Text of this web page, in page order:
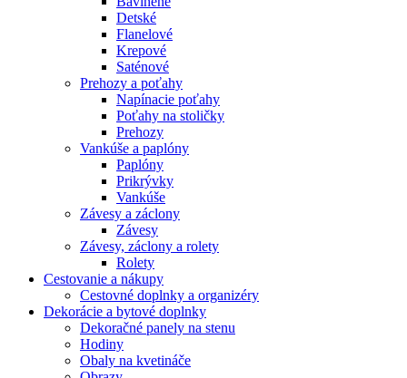
Detské
Flanelové
Krepové
Saténové
Prehozy a poťahy
Napínacie poťahy
Poťahy na stoličky
Prehozy
Vankúše a paplóny
Paplóny
Prikrývky
Vankúše
Závesy a záclony
Závesy
Závesy, záclony a rolety
Rolety
Cestovanie a nákupy
Cestovné doplnky a organizéry
Dekorácie a bytové doplnky
Dekoračné panely na stenu
Hodiny
Obaly na kvetináče